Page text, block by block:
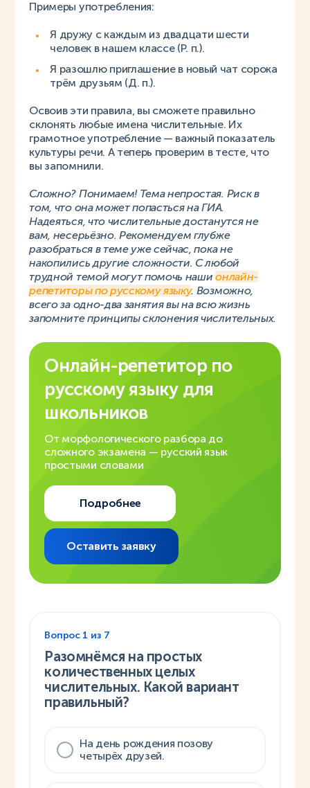
Примеры употребления:
Я дружу с каждым из двадцати шести
человек в нашем классе (Р. п.).
Я разошлю приглашение в новый чат сорока
трём друзьям (Д. п.).
Освоив эти правила, вы сможете правильно
склонять любые имена числительные. Их
грамотное употребление — важный показатель
культуры речи. А теперь проверим в тесте, что
вы запомнили.
Сложно? Понимаем! Тема непростая. Риск в
том, что она может попасться на ГИА.
Надеяться, что числительные достанутся не
вам, несерьёзно. Рекомендуем глубже
разобраться в теме уже сейчас, пока не
накопились другие сложности. С любой
трудной темой могут помочь нашионлайн-
репетиторы по русскому языку. Возможно,
всего за одно-два занятия вы на всю жизнь
запомните принципы склонения числительных.
Онлайн-репетитор по
русскому языку для
школьников
От морфологического разбора до
сложного экзамена — русский язык
простыми словами
Подробнее
Оставить заявку
Вопрос 1 из 7
Разомнёмся на простых
количественных целых
числительных. Какой вариант
правильный?
На день рождения позову
четырёх друзей.